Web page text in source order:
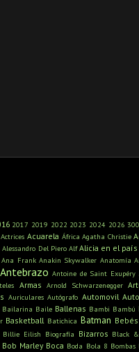
2017 2019 2022 2023 2024 2026 300
Actrices Acuarela África Agatha Christie
Alessandro Del Piero Alf Alicia en el
Ana Frank Anakin Skywalker Anatomía
Antebrazo Antoine de Saint Exupéry
Armas Arnold Schwarzenegger
Auriculares Autógrafo Automovil
Bailarina Baile Ballenas Bambi Bambú
Basketball Batichica Batman Bebés
Billie Eilish Biografía Bizarros Black
Bob Marley Boca Boda Bola 8 Bombas